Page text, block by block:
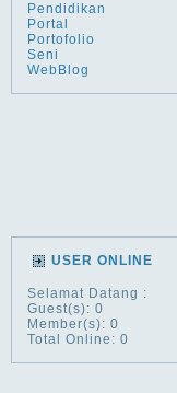
Pendidikan
Portal
Portofolio
Seni
WebBlog
USER ONLINE
Selamat Datang :
Guest(s): 0
Member(s): 0
Total Online: 0